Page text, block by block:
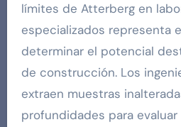
límites de Atterberg en
especializados representa
determinar el potencial
de construcción. Los
extraen muestras
profundidades para